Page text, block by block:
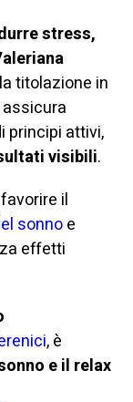
stress,
titolazione in
principi attivi,
visibili.
il
sonnoe
effetti
, è
e il relax